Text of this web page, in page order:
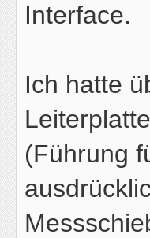
Interface.
Ich hatte
(Führung